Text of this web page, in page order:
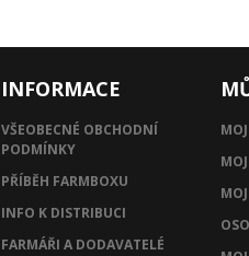
INFORMACE
VŠEOBECNÉ OBCHODNÍ
PODMÍNKY
PŘÍBĚH FARMBOXU
INFO K DISTRIBUCI
FARMÁŘI A DODAVATELÉ